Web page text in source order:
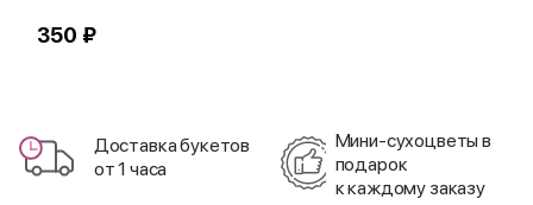
350 ₽
Доставка букетов
от 1 часа
Мини-сухоцветы в
подарок
к каждому заказу